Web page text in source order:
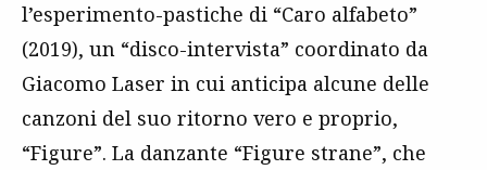
l’esperimento-pastiche di “Caro alfabeto”
(2019), un “disco-intervista” coordinato da
Giacomo Laser in cui anticipa alcune delle
canzoni del suo ritorno vero e proprio,
“Figure”. La danzante “Figure strane”, che